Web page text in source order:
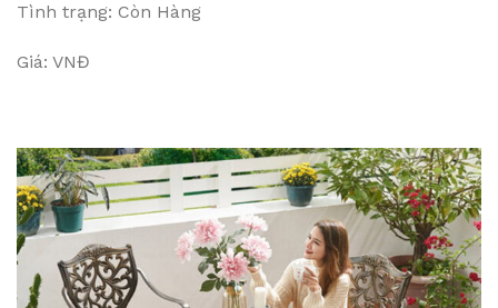
Tình trạng: Còn Hàng
Giá: VNĐ